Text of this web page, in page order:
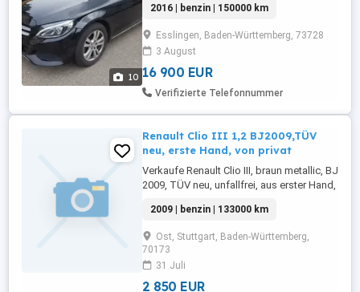
10
möglich Checkheftgepflegt Keine Garanti
Privat verkauf Bremsbeläge und -scheiben
vorne und hinten wurden alle erneuert.
2016 | benzin | 150000 km
Esslingen, Baden-Württemberg, 73728
3 August
16 900 EUR
Verifizierte Telefonnummer
Renault Clio III 1,2 BJ2009,TÜV
neu, erste Hand, von privat
Verkaufe Renault Clio III, braun metallic, BJ
2009, TÜV neu, unfallfrei, aus erster Hand,
Rechnungen von durchgeführten
Inspektion Reparaturen vorhanden TÜV
HU bis 5 2028 Zahnriemen Wasserpumpe
neu 4 2026 Stoßdämpfer Federn vorne
neu 5 2026 Bremsen hinten neu inkl ...
2009 | benzin | 133000 km
Ost, Stuttgart, Baden-Württemberg,
70173
31 Juli
2 850 EUR